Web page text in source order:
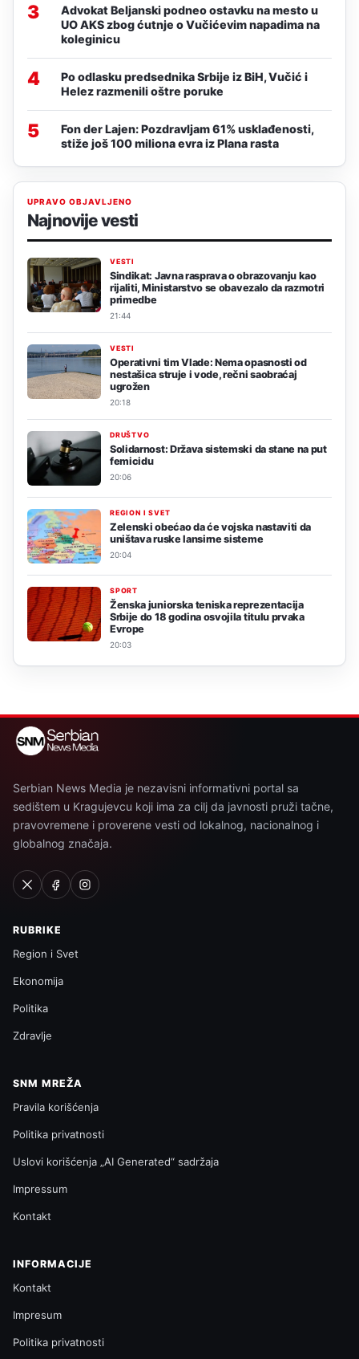
3
Advokat Beljanski podneo ostavku na mesto u
UO AKS zbog ćutnje o Vučićevim napadima na
koleginicu
4
Po odlasku predsednika Srbije iz BiH, Vučić i
Helez razmenili oštre poruke
5
Fon der Lajen: Pozdravljam 61% usklađenosti,
stiže još 100 miliona evra iz Plana rasta
UPRAVO OBJAVLJENO
Najnovije vesti
VESTI
Sindikat: Javna rasprava o obrazovanju kao
rijaliti, Ministarstvo se obavezalo da razmotri
primedbe
21:44
VESTI
Operativni tim Vlade: Nema opasnosti od
nestašica struje i vode, rečni saobraćaj
ugrožen
20:18
DRUŠTVO
Solidarnost: Država sistemski da stane na put
femicidu
20:06
REGION I SVET
Zelenski obećao da će vojska nastaviti da
uništava ruske lansirne sisteme
20:04
SPORT
Ženska juniorska teniska reprezentacija
Srbije do 18 godina osvojila titulu prvaka
Evrope
20:03
Serbian News Media je nezavisni informativni portal sa
sedištem u Kragujevcu koji ima za cilj da javnosti pruži tačne,
pravovremene i proverene vesti od lokalnog, nacionalnog i
globalnog značaja.
RUBRIKE
Region i Svet
Ekonomija
Politika
Zdravlje
SNM MREŽA
Pravila korišćenja
Politika privatnosti
Uslovi korišćenja „AI Generated“ sadržaja
Impressum
Kontakt
INFORMACIJE
Kontakt
Impresum
Politika privatnosti